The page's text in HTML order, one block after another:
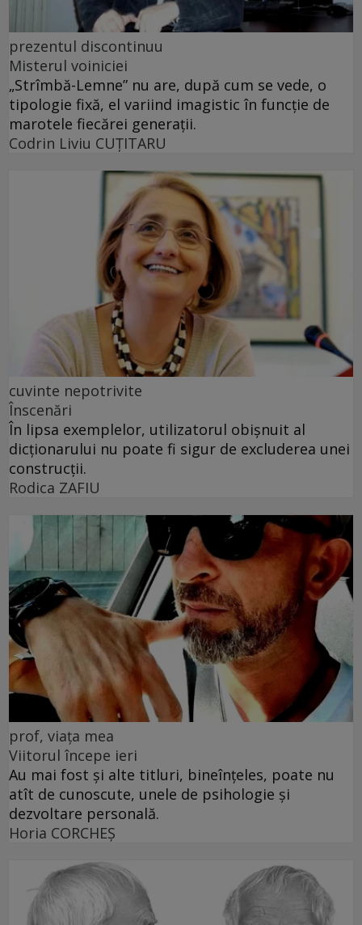
prezentul discontinuu
Misterul voiniciei
„Strîmbă-Lemne” nu are, după cum se vede, o
tipologie fixă, el variind imagistic în funcţie de
marotele fiecărei generaţii.
Codrin Liviu CUŢITARU
cuvinte nepotrivite
Înscenări
În lipsa exemplelor, utilizatorul obișnuit al
dicționarului nu poate fi sigur de excluderea unei
construcții.
Rodica ZAFIU
prof, viața mea
Viitorul începe ieri
Au mai fost și alte titluri, bineînțeles, poate nu
atît de cunoscute, unele de psihologie și
dezvoltare personală.
Horia CORCHEŞ